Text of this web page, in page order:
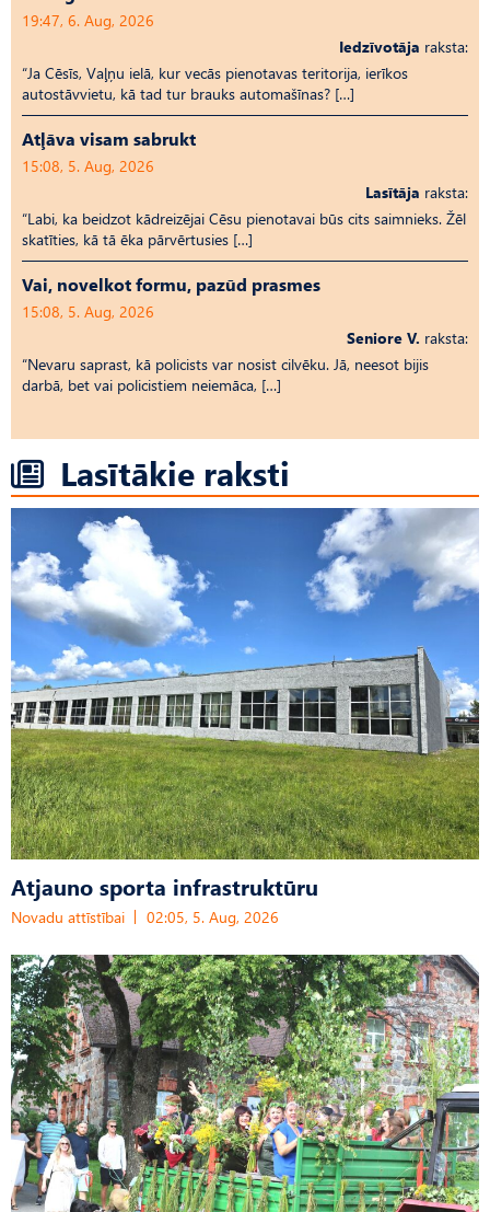
19:47, 6. Aug, 2026
Iedzīvotāja raksta:
“Ja Cēsīs, Vaļņu ielā, kur vecās pienotavas teritorija, ierīkos
autostāvvietu, kā tad tur brauks automašīnas? […]
Atļāva visam sabrukt
15:08, 5. Aug, 2026
Lasītāja raksta:
“Labi, ka beidzot kādreizējai Cēsu pienotavai būs cits saimnieks. Žēl
skatīties, kā tā ēka pārvērtusies […]
Vai, novelkot formu, pazūd prasmes
15:08, 5. Aug, 2026
Seniore V. raksta:
“Nevaru saprast, kā policists var nosist cilvēku. Jā, neesot bijis
darbā, bet vai policistiem neiemāca, […]
Lasītākie raksti
Atjauno sporta infrastruktūru
Novadu attīstībai 02:05, 5. Aug, 2026